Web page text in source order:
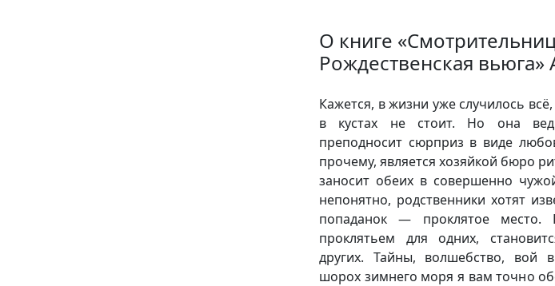
О книге
Рождественская
Кажется, в жизни уже случилось
в кустах не стоит. Но она
преподносит сюрприз в виде
прочему, является хозяйкой бюро
заносит обеих в совершенно
непонятно, родственники хотят
попаданок — проклятое место.
проклятьем для одних,
других. Тайны, волшебство, вой
шорох зимнего моря я вам точно